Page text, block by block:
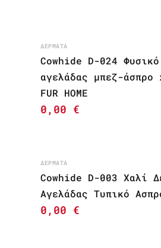
ΔΈΡΜΑΤΑ
Cowhide D-024
αγελάδας μπεζ-άσπρο
FUR HOME
0,00 €
ΔΈΡΜΑΤΑ
Cowhide D-003 Χαλί
Αγελάδας Τυπικό
0,00 €